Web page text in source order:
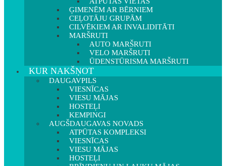
ĢIMENĒM AR BĒRNIEM
CEĻOTĀJU GRUPĀM
CILVĒKIEM AR INVALIDITĀTI
MARŠRUTI
AUTO MARŠRUTI
VELO MARŠRUTI
ŪDENSTŪRISMA MARŠRUTI
KUR NAKŠŅOT
DAUGAVPILS
VIESNĪCAS
VIESU MĀJAS
HOSTEĻI
KEMPINGI
AUGŠDAUGAVAS NOVADS
ATPŪTAS KOMPLEKSI
VIESNĪCAS
VIESU MĀJAS
HOSTEĻI